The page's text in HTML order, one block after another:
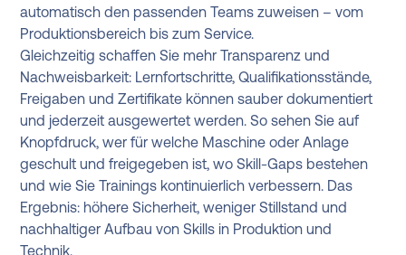
automatisch den passenden Teams zuweisen – vom
Produktionsbereich bis zum Service.
Gleichzeitig schaffen Sie mehr Transparenz und
Nachweisbarkeit: Lernfortschritte, Qualifikationsstände,
Freigaben und Zertifikate können sauber dokumentiert
und jederzeit ausgewertet werden. So sehen Sie auf
Knopfdruck, wer für welche Maschine oder Anlage
geschult und freigegeben ist, wo Skill-Gaps bestehen
und wie Sie Trainings kontinuierlich verbessern. Das
Ergebnis: höhere Sicherheit, weniger Stillstand und
nachhaltiger Aufbau von Skills in Produktion und
Technik.